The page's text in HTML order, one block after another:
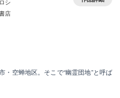
店
・空蝉地区。そこで“幽霊団地”と呼ば